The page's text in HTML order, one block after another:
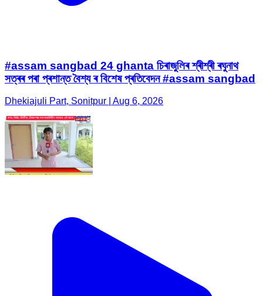
#assam sangbad 24 ghanta চিৰাজুলিৰ শ্ৰীশ্ৰী ৰঘুনাথ
সত্ৰৰ পৰা প্ৰশান্ত বৈশ্য ৰ বিশেষ প্ৰতিবেদন #assam sangbad
Dhekiajuli Part, Sonitpur | Aug 6, 2026